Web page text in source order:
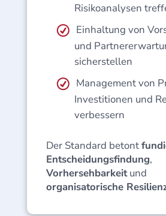
Risikoanalysen
Einhaltung von
und
sicherstellen
Management von
Investitionen und
verbessern
Der Standard betont
Entscheidungsfindung,
Vorhersehbarkeitund
organisatorische